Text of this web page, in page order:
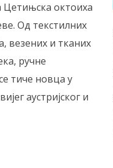
Цетињска октоиха
Од текстилних
везених и тканих
ручне
тиче новца у
аустријског и